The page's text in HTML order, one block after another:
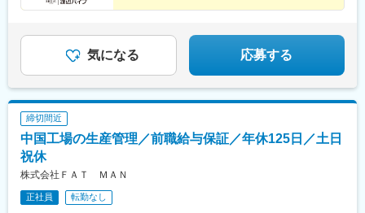
駅、南鳩ケ谷駅、戸田公園駅、草加駅、北越谷駅、藤の牛島駅、
駅、新所沢駅、石原駅(埼玉県)、児玉駅、東千葉駅、西白井駅、み
のり台駅、西船橋駅、南船橋駅、八千代緑が丘駅、南柏駅、野田
センター駅、祖師ケ谷大蔵駅、都庁前駅、上井草駅、ときわ台駅
(東京都)、練馬高野台駅、国領駅、武蔵小金井駅、柴崎体育館駅、
京王八王子駅、羽村駅、多摩センター駅、西武立川駅、新川崎
間駅、淵野辺駅、平塚駅、長岡駅、白山駅(新潟県)、新発田駅、東
野々市駅(ＩＲいしかわ鉄道線)、越前新保駅、南甲府駅、北長野
気になる 応募する
締切間近
中国工場の生産管理／前職給与保証／年休125日／土日
祝休
株式会社ＦＡＴ ＭＡＮ
正社員 転勤なし